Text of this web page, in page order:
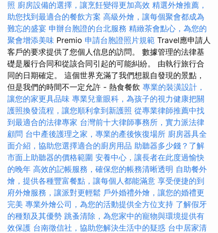
照 廚房設備的選擇，讓烹飪變得更加高效 精選外燴推薦，
助您找到最適合的餐飲方案 高級外燴，讓每個聚會都成為
難忘的盛宴 申辦台胞證的台北服務 精緻茶會點心，為您的
聚會增添美味 Premio 申請台胞證照片規範 Travel應申請人
客戶的要求提供了您個人信息的訪問。 數據管理的法律基
礎是履行合同和從該合同引起的可能糾紛。 由執行旅行合
同的日期確定。 這個世界充滿了我們想親自發現的景點，
但是我們的時間不一定允許 - 熱食餐飲 專業的裝潢設計，
讓您的家更具品味 專業兒童眼科，為孩子的視力健康把關
護照換發流程，讓您順利拿到新護照 從專業律師推薦中找
到最適合的法律專家 台灣前十大律師事務所，實力派法律
顧問 台中產後護理之家，專業的產後恢復場所 廚房器具全
面介紹，協助您選擇適合的廚房用品 助聽器多少錢？了解
市面上助聽器的價格範圍 安養中心，讓長者在此度過愉快
的晚年 高效的記帳服務，確保您的帳務清晰透明 自助餐外
燴，提供各種豐富餐點，讓每個人都能滿意 享受便捷的到
府外燴服務，讓派對更輕鬆 戶外婚禮外燴，讓您的婚禮更
完美 專業外燴公司，為您的活動提供全方位支持 了解假牙
的種類及其優勢 跳蚤清除，為您家中的寵物與環境提供有
效保護 台南徵信社，協助您解決生活中的疑惑 台中居家清